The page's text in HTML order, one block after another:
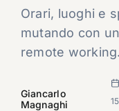
EVENTI
CHI SIAMO
Orari, luoghi e
mutando con
remote working.
Giancarlo
Magnaghi